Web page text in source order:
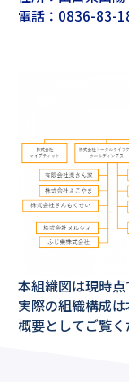
電話：0836-83-
本組織図は現時点
実際の組織構成は
概要としてご覧く